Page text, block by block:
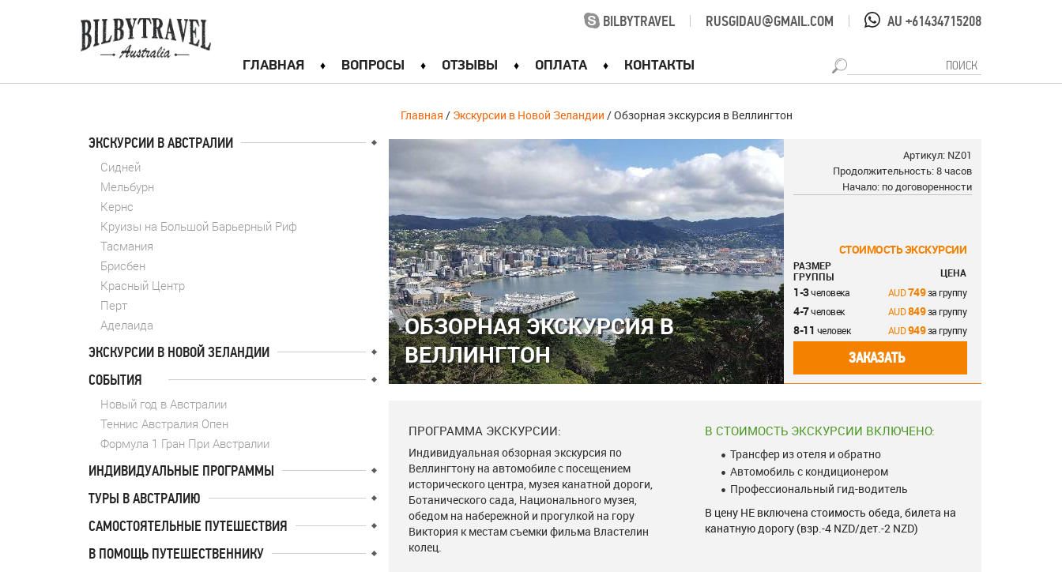
BILBYTRAVEL
RUSGIDAU@GMAIL.COM
AU +61434715208
ГЛАВНАЯ ВОПРОСЫ ОТЗЫВЫ ОПЛАТА КОНТАКТЫ
Главная / Экскурсии в Новой Зеландии / Обзорная экскурсия в Веллингтон
ЭКСКУРСИИ В АВСТРАЛИИ
Сидней
Мельбурн
Кернс
Круизы на Большой Барьерный Риф
Тасмания
Брисбен
Красный Центр
Перт
Аделаида
ЭКСКУРСИИ В НОВОЙ ЗЕЛАНДИИ
СОБЫТИЯ
Новый год в Австралии
Теннис Австралия Опен
Формула 1 Гран При Австралии
ИНДИВИДУАЛЬНЫЕ ПРОГРАММЫ
ТУРЫ В АВСТРАЛИЮ
САМОСТОЯТЕЛЬНЫЕ ПУТЕШЕСТВИЯ
В ПОМОЩЬ ПУТЕШЕСТВЕННИКУ
ОБЗОРНАЯ ЭКСКУРСИЯ В
ВЕЛЛИНГТОН
Артикул: NZ01
Продолжительность: 8 часов
Начало: по договоренности
СТОИМОСТЬ ЭКСКУРСИИ
РАЗМЕР
ГРУППЫ
ЦЕНА
1-3человека 749за группу
4-7человек 849за группу
8-11 человек 949за группу
ЗАКАЗАТЬ
ПРОГРАММА ЭКСКУРСИИ:
Индивидуальная обзорная экскурсия по
Веллингтону на автомобиле с посещением
исторического центра, музея канатной дороги,
Ботанического сада, Национального музея,
обедом на набережной и прогулкой на гору
Виктория к местам съемки фильма Властелин
колец.
В СТОИМОСТЬ ЭКСКУРСИИ ВКЛЮЧЕНО:
Трансфер из отеля и обратно
Автомобиль с кондиционером
Профессиональный гид-водитель
В цену НЕ включена стоимость обеда, билета на
канатную дорогу (взр.-4 NZD/дет.-2 NZD)